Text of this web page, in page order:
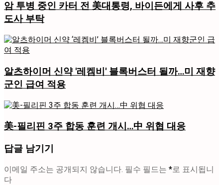
암 투병 중인 카터 전 美대통령, 바이든에게 사후 추
도사 부탁
알츠하이머 신약 '레켐비' 블록버스터 될까…미 재향
군인 급여 적용
美-필리핀 3주 합동 훈련 개시…中 위협 대응
답글 남기기
이메일 주소는 공개되지 않습니다. 필수 필드는 *로 표시됩니
다